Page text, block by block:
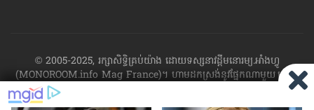
© 2005-2025, រក្សាសិទ្ធិគ្រប់យ៉ាង ដោយទស្សនាវដ្ដី​មនោរម្យ.អាំងហ្វូ
(MONOROOM.info Mag France)។ ហាម​ដក​ស្រង់​នូវ​ផ្នែក​ណា​មួយ​ ឬ​ផ្នែក​
ទាំង​អស់ ​នៃ​ការ​ផ្សាយ​របស់​ទស្សនាវដ្ដី​​មនោរម្យ.អាំងហ្វូ យក​ទៅ​​បោះពុម្ព នៅ
លើក្រដាស ឬតាម​ប្រព័ន្ធ​អេឡិច​ត្រូនិច - ផ្សាយ​តាម​រលក​ធាតុអាកាស ឬតាមប្រព័ន្ធ